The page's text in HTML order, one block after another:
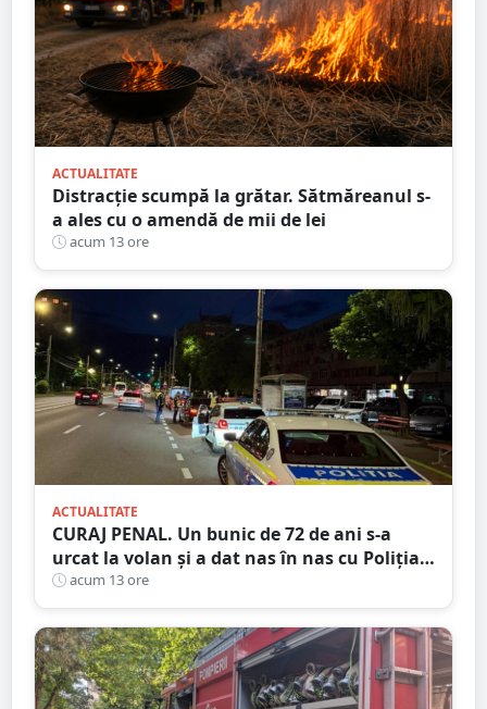
ACTUALITATE
Distracție scumpă la grătar. Sătmăreanul s-
a ales cu o amendă de mii de lei
acum 13 ore
ACTUALITATE
CURAJ PENAL. Un bunic de 72 de ani s-a
urcat la volan și a dat nas în nas cu Poliția
Satu Mare
acum 13 ore